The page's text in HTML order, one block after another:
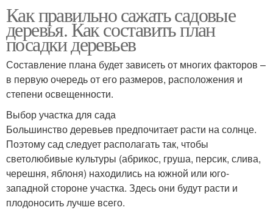
Как правильно сажать садовые
деревья. Как составить план
посадки деревьев
Составление плана будет зависеть от многих факторов –
в первую очередь от его размеров, расположения и
степени освещенности.
Выбор участка для сада
Большинство деревьев предпочитает расти на солнце.
Поэтому сад следует располагать так, чтобы
светолюбивые культуры (абрикос, груша, персик, слива,
черешня, яблоня) находились на южной или юго-
западной стороне участка. Здесь они будут расти и
плодоносить лучше всего.